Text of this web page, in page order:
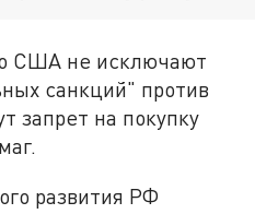
США не исключают
санкций" против
запрет на покупку
развития РФ